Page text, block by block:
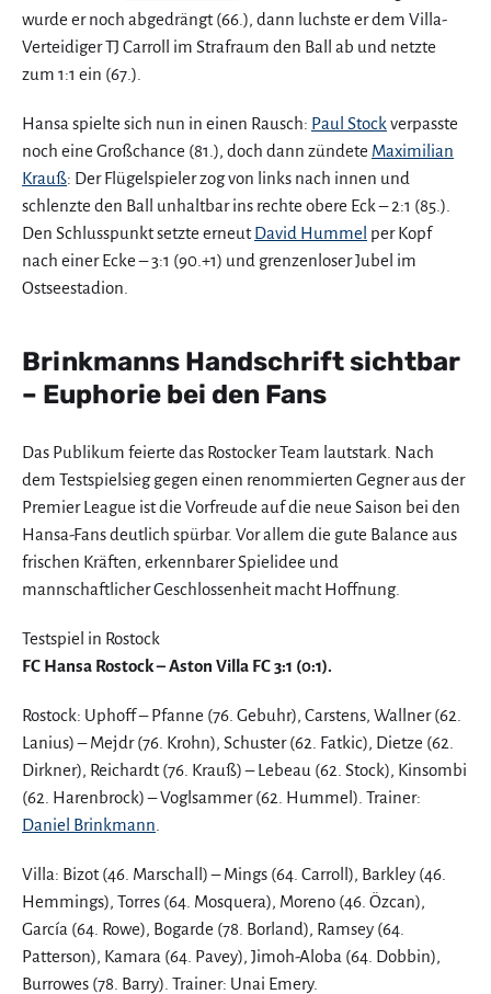
wurde er noch abgedrängt (66.), dann luchste er dem Villa-
Verteidiger TJ Carroll im Strafraum den Ball ab und netzte
zum 1:1 ein (67.).
Hansa spielte sich nun in einen Rausch: Paul Stockverpasste
noch eine Großchance (81.), doch dann zündete Maximilian
Krauß: Der Flügelspieler zog von links nach innen und
schlenzte den Ball unhaltbar ins rechte obere Eck – 2:1 (85.).
Den Schlusspunkt setzte erneutDavid Hummel per Kopf
nach einer Ecke – 3:1 (90.+1) und grenzenloser Jubel im
Ostseestadion.
Brinkmanns Handschrift sichtbar
– Euphorie bei den Fans
Das Publikum feierte das Rostocker Team lautstark. Nach
dem Testspielsieg gegen einen renommierten Gegner aus der
Premier League ist die Vorfreude auf die neue Saison bei den
Hansa-Fans deutlich spürbar. Vor allem die gute Balance aus
frischen Kräften, erkennbarer Spielidee und
mannschaftlicher Geschlossenheit macht Hoffnung.
Testspiel in Rostock
FC Hansa Rostock – Aston Villa FC 3:1 (0:1).
Rostock: Uphoff – Pfanne (76. Gebuhr), Carstens, Wallner (62.
Lanius) – Mejdr (76. Krohn), Schuster (62. Fatkic), Dietze (62.
Dirkner), Reichardt (76. Krauß) – Lebeau (62. Stock), Kinsombi
(62. Harenbrock) – Voglsammer (62. Hummel). Trainer:
Daniel Brinkmann
Villa: Bizot (46. Marschall) – Mings (64. Carroll), Barkley (46.
Hemmings), Torres (64. Mosquera), Moreno (46. Özcan),
García (64. Rowe), Bogarde (78. Borland), Ramsey (64.
Patterson), Kamara (64. Pavey), Jimoh-Aloba (64. Dobbin),
Burrowes (78. Barry). Trainer: Unai Emery.